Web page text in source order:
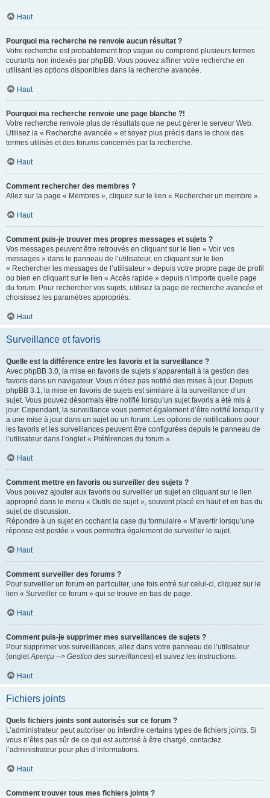
Haut
Pourquoi ma recherche ne renvoie aucun résultat ?
Votre recherche est probablement trop vague ou comprend plusieurs termes
courants non indexés par phpBB. Vous pouvez affiner votre recherche en
utilisant les options disponibles dans la recherche avancée.
Haut
Pourquoi ma recherche renvoie une page blanche ?!
Votre recherche renvoie plus de résultats que ne peut gérer le serveur Web.
Utilisez la « Recherche avancée » et soyez plus précis dans le choix des
termes utilisés et des forums concernés par la recherche.
Haut
Comment rechercher des membres ?
Allez sur la page « Membres », cliquez sur le lien « Rechercher un membre ».
Haut
Comment puis-je trouver mes propres messages et sujets ?
Vos messages peuvent être retrouvés en cliquant sur le lien « Voir vos
messages » dans le panneau de l’utilisateur, en cliquant sur le lien
« Rechercher les messages de l’utilisateur » depuis votre propre page de profil
ou bien en cliquant sur le lien « Accès rapide » depuis n’importe quelle page
du forum. Pour rechercher vos sujets, utilisez la page de recherche avancée et
choisissez les paramètres appropriés.
Haut
Surveillance et favoris
Quelle est la différence entre les favoris et la surveillance ?
Avec phpBB 3.0, la mise en favoris de sujets s’apparentait à la gestion des
favoris dans un navigateur. Vous n’étiez pas notifié des mises à jour. Depuis
phpBB 3.1, la mise en favoris de sujets est similaire à la surveillance d’un
sujet. Vous pouvez désormais être notifié lorsqu’un sujet favoris a été mis à
jour. Cependant, la surveillance vous permet également d’être notifié lorsqu’il y
a une mise à jour dans un sujet ou un forum. Les options de notifications pour
les favoris et les surveillances peuvent être configurées depuis le panneau de
l’utilisateur dans l’onglet « Préférences du forum ».
Haut
Comment mettre en favoris ou surveiller des sujets ?
Vous pouvez ajouter aux favoris ou surveiller un sujet en cliquant sur le lien
approprié dans le menu « Outils de sujet », souvent placé en haut et en bas du
sujet de discussion.
Répondre à un sujet en cochant la case du formulaire « M’avertir lorsqu’une
réponse est postée » vous permettra également de surveiller le sujet.
Haut
Comment surveiller des forums ?
Pour surveiller un forum en particulier, une fois entré sur celui-ci, cliquez sur le
lien « Surveiller ce forum » qui se trouve en bas de page.
Haut
Comment puis-je supprimer mes surveillances de sujets ?
Pour supprimer vos surveillances, allez dans votre panneau de l’utilisateur
(ongletAperçu --> Gestion des surveillances) et suivez les instructions.
Haut
Fichiers joints
Quels fichiers joints sont autorisés sur ce forum ?
L’administrateur peut autoriser ou interdire certains types de fichiers joints. Si
vous n’êtes pas sûr de ce qui est autorisé à être chargé, contactez
l’administrateur pour plus d’informations.
Haut
Comment trouver tous mes fichiers joints ?